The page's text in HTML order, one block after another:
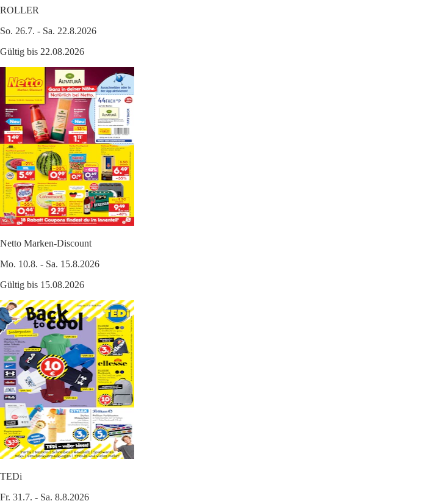
ROLLER
So. 26.7. - Sa. 22.8.2026
Gültig bis 22.08.2026
Netto Marken-Discount
Mo. 10.8. - Sa. 15.8.2026
Gültig bis 15.08.2026
TEDi
Fr. 31.7. - Sa. 8.8.2026